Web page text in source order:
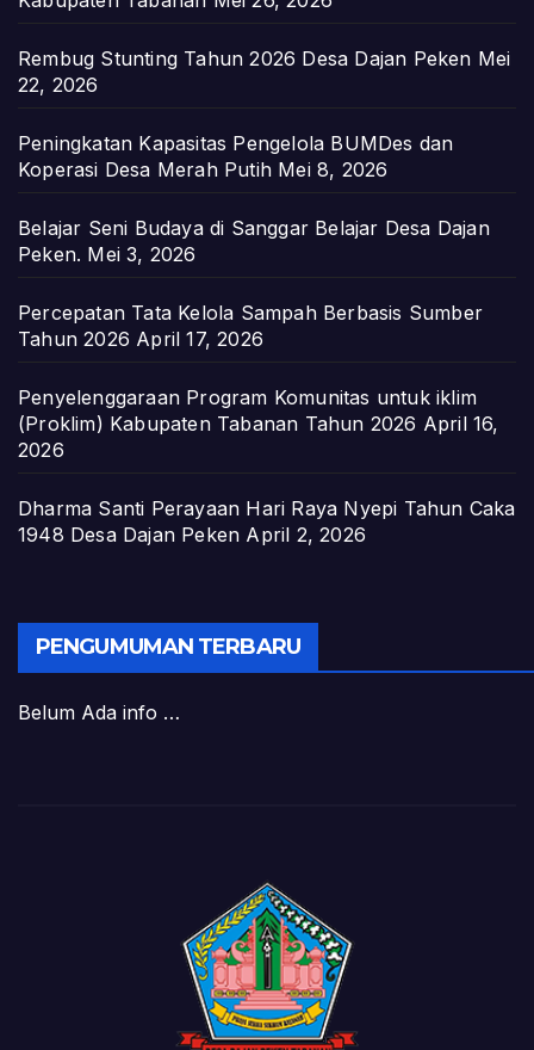
Rembug Stunting Tahun 2026 Desa Dajan Peken Mei
22, 2026
Peningkatan Kapasitas Pengelola BUMDes dan
Koperasi Desa Merah Putih Mei 8, 2026
Belajar Seni Budaya di Sanggar Belajar Desa Dajan
Peken. Mei 3, 2026
Percepatan Tata Kelola Sampah Berbasis Sumber
Tahun 2026 April 17, 2026
Penyelenggaraan Program Komunitas untuk iklim
(Proklim) Kabupaten Tabanan Tahun 2026 April 16,
2026
Dharma Santi Perayaan Hari Raya Nyepi Tahun Caka
1948 Desa Dajan Peken April 2, 2026
PENGUMUMAN TERBARU
Belum Ada info …